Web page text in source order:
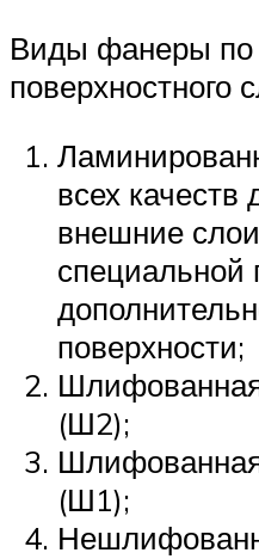
Виды фанеры по
поверхностного
всех качеств
внешние
специальной
поверхности;
(Ш2);
(Ш1);